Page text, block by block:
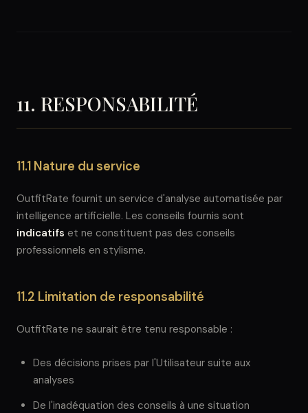
11. RESPONSABILITÉ
11.1 Nature du service
OutfitRate fournit un service d'analyse automatisée par
intelligence artificielle. Les conseils fournis sont
indicatifs et ne constituent pas des conseils
professionnels en stylisme.
11.2 Limitation de responsabilité
OutfitRate ne saurait être tenu responsable :
Des décisions prises par l'Utilisateur suite aux
analyses
De l'inadéquation des conseils à une situation